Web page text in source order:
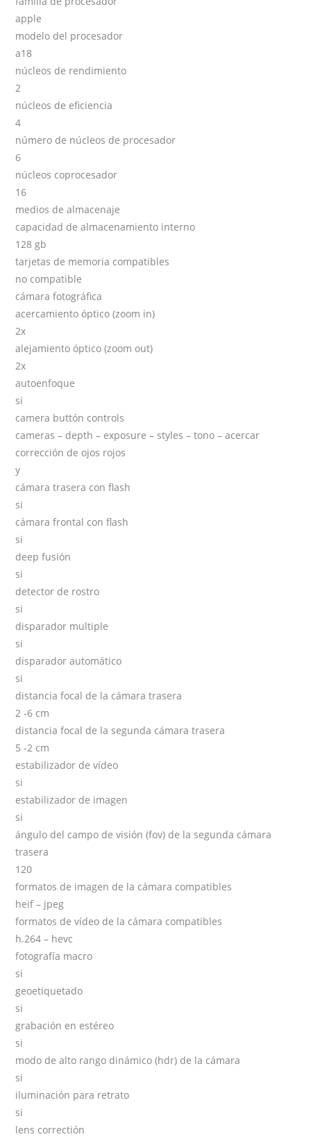
apple
modelo del procesador
a18
núcleos de rendimiento
2
núcleos de eficiencia
4
número de núcleos de procesador
6
núcleos coprocesador
16
medios de almacenaje
capacidad de almacenamiento interno
128 gb
tarjetas de memoria compatibles
no compatible
cámara fotográfica
acercamiento óptico (zoom in)
2x
alejamiento óptico (zoom out)
2x
autoenfoque
si
camera buttón controls
cameras – depth – exposure – styles – tono – acercar
corrección de ojos rojos
y
cámara trasera con flash
si
cámara frontal con flash
si
deep fusión
si
detector de rostro
si
disparador multiple
si
disparador automático
si
distancia focal de la cámara trasera
2 -6 cm
distancia focal de la segunda cámara trasera
5 -2 cm
estabilizador de vídeo
si
estabilizador de imagen
si
ángulo del campo de visión (fov) de la segunda cámara
trasera
120
formatos de imagen de la cámara compatibles
heif – jpeg
formatos de vídeo de la cámara compatibles
h.264 – hevc
fotografía macro
si
geoetiquetado
si
grabación en estéreo
si
modo de alto rango dinámico (hdr) de la cámara
si
iluminación para retrato
si
lens correctión